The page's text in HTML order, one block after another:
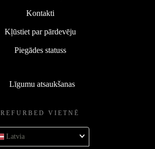
Kontakti
Kļūstiet par pārdevēju
Piegādes statuss
Līgumu atsaukšanas
REFURBED VIETNĒ
Latvia